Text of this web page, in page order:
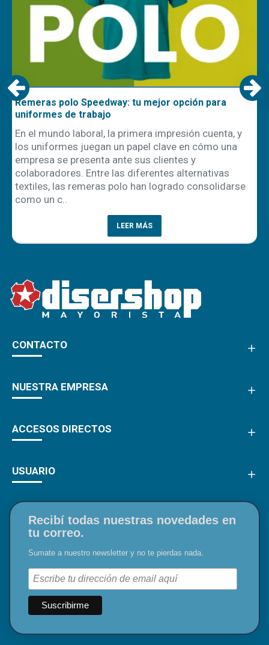
Remeras polo Speedway: tu mejor opción para
uniformes de trabajo
En el mundo laboral, la primera impresión cuenta, y
los uniformes juegan un papel clave en cómo una
empresa se presenta ante sus clientes y
colaboradores. Entre las diferentes alternativas
textiles, las remeras polo han logrado consolidarse
como un c..
LEER MÁS
CONTACTO
NUESTRA EMPRESA
ACCESOS DIRECTOS
USUARIO
Recibí todas nuestras novedades en
tu correo.
Sumate a nuestro newsletter y no te pierdas nada.